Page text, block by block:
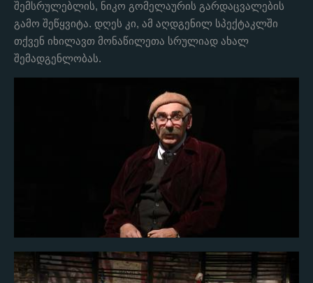
შემსრულებლის, ნიკო გომელაურის გარდაცვალების
გამო შეწყვიტა. დღეს კი, ამ აღდგენილ სპექტაკლში
თქვენ იხილავთ მონაწილეთა სრულიად ახალ
შემადგენლობას.